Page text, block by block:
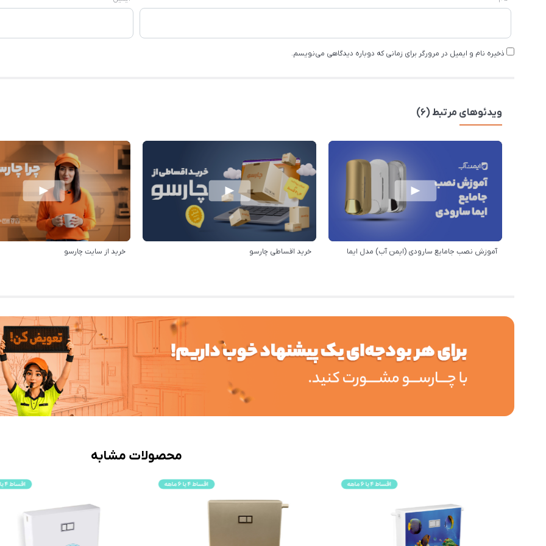
ذخیره نام و ایمیل در مرورگر برای زمانی که دوباره دیدگاهی می‌نویسم.
ویدئوهای مرتبط (6)
آموزش نصب جامایع سارودی (ایمن آب) مدل ایما خرید اقساطی چارسو خرید از سایت چارسو
محصولات مشابه